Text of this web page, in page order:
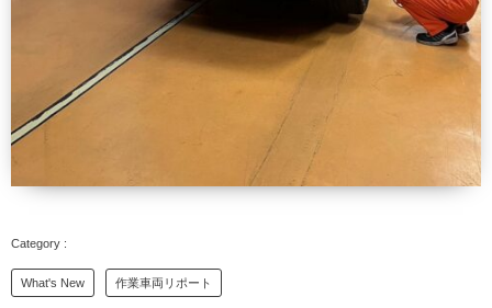
What's New 作業車両リポート